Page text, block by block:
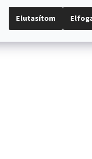
Elutasítom
KOSÁRBA